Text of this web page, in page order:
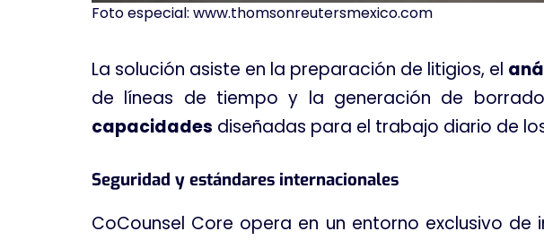
Foto especial: www.thomsonreutersmexico.com
La solución asiste en la preparación de litigios, el
de líneas de tiempo y la generación de
capacidades diseñadas para el trabajo diario de
Seguridad y estándares internacionales
CoCounsel Core opera en un entorno exclusivo de